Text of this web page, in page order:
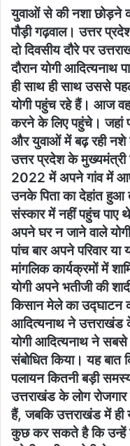
युवाओं से की नशा छोड़ने
पौड़ी गढ़वाल। उत्तर
दो दिवसीय दौरे पर
दौरान योगी आदित्यनाथ
ही साथ ही साथ उससे
योगी पहुंच रहे हैं। आज
करने के लिए पहुंचे। जहां
और युवाओं में बढ़ रही नशे
उत्तर प्रदेश के
2022 में अपने गांव में
उनके पिता का देहांत हुआ
संस्कार में नहीं पहुंच पाए
अपने घर न जाने वाले
पांच बार अपने परिवार
मांगलिक कार्यक्रमों में
योगी अपने भतीजी की
किसान मेले का उद्घाटन
आदित्यनाथ ने उत्तराखंड
योगी आदित्यनाथ ने
संबोधित किया। यह बात
पलायन कितनी बड़ी
उत्तराखंड के लोग
हैं, जबकि उत्तराखंड में ही
कुछ कर सकते है कि उन्हें